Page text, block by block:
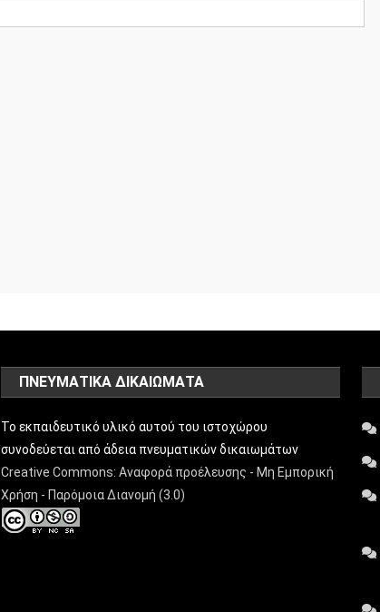
ΠΝΕΥΜΑΤΙΚΑ ΔΙΚΑΙΩΜΑΤΑ
Το εκπαιδευτικό υλικό αυτού του ιστοχώρου
συνοδεύεται από άδεια πνευματικών δικαιωμάτων
Creative Commons: Αναφορά προέλευσης - Μη Εμπορική
Χρήση - Παρόμοια Διανομή (3.0)